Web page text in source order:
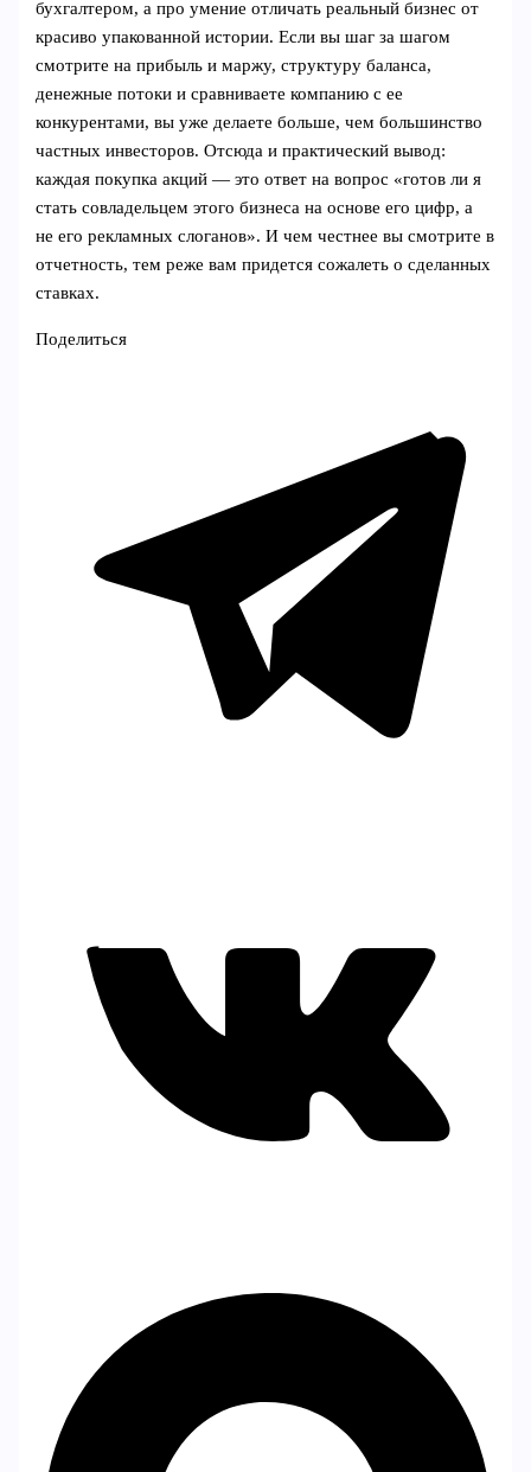
бухгалтером, а про умение отличать реальный бизнес от
красиво упакованной истории. Если вы шаг за шагом
смотрите на прибыль и маржу, структуру баланса,
денежные потоки и сравниваете компанию с ее
конкурентами, вы уже делаете больше, чем большинство
частных инвесторов. Отсюда и практический вывод:
каждая покупка акций — это ответ на вопрос «готов ли я
стать совладельцем этого бизнеса на основе его цифр, а
не его рекламных слоганов». И чем честнее вы смотрите в
отчетность, тем реже вам придется сожалеть о сделанных
ставках.
Поделиться